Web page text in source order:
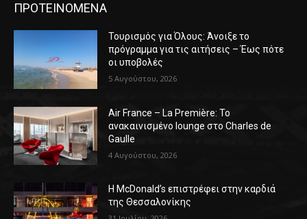
ΠΡΟΤΕΙΝΟΜΕΝΑ
Τουρισμός για Όλους: Άνοιξε το
πρόγραμμα για τις αιτήσεις – Έως πότε
οι υποβολές
5 Αυγούστου, 2026
Air France – La Première: Το
ανακαινισμένο lounge στο Charles de
Gaulle
4 Αυγούστου, 2026
Η McDonald’s επιστρέφει στην καρδιά
της Θεσσαλονίκης